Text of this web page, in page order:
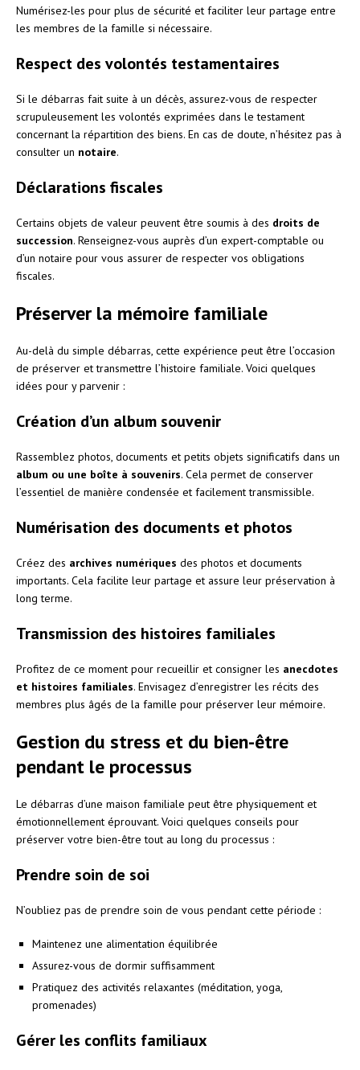
Numérisez-les pour plus de sécurité et faciliter leur partage entre
les membres de la famille si nécessaire.
Respect des volontés testamentaires
Si le débarras fait suite à un décès, assurez-vous de respecter
scrupuleusement les volontés exprimées dans le testament
concernant la répartition des biens. En cas de doute, n’hésitez pas à
consulter un notaire.
Déclarations fiscales
Certains objets de valeur peuvent être soumis à des droits de
succession. Renseignez-vous auprès d’un expert-comptable ou
d’un notaire pour vous assurer de respecter vos obligations
fiscales.
Préserver la mémoire familiale
Au-delà du simple débarras, cette expérience peut être l’occasion
de préserver et transmettre l’histoire familiale. Voici quelques
idées pour y parvenir :
Création d’un album souvenir
Rassemblez photos, documents et petits objets significatifs dans un
album ou une boîte à souvenirs. Cela permet de conserver
l’essentiel de manière condensée et facilement transmissible.
Numérisation des documents et photos
Créez des archives numériques des photos et documents
importants. Cela facilite leur partage et assure leur préservation à
long terme.
Transmission des histoires familiales
Profitez de ce moment pour recueillir et consigner les anecdotes
et histoires familiales. Envisagez d’enregistrer les récits des
membres plus âgés de la famille pour préserver leur mémoire.
Gestion du stress et du bien-être
pendant le processus
Le débarras d’une maison familiale peut être physiquement et
émotionnellement éprouvant. Voici quelques conseils pour
préserver votre bien-être tout au long du processus :
Prendre soin de soi
N’oubliez pas de prendre soin de vous pendant cette période :
Maintenez une alimentation équilibrée
Assurez-vous de dormir suffisamment
Pratiquez des activités relaxantes (méditation, yoga,
promenades)
Gérer les conflits familiaux